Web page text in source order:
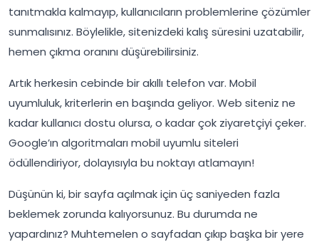
tanıtmakla kalmayıp, kullanıcıların problemlerine çözümler
sunmalısınız. Böylelikle, sitenizdeki kalış süresini uzatabilir,
hemen çıkma oranını düşürebilirsiniz.
Artık herkesin cebinde bir akıllı telefon var. Mobil
uyumluluk, kriterlerin en başında geliyor. Web siteniz ne
kadar kullanıcı dostu olursa, o kadar çok ziyaretçiyi çeker.
Google’ın algoritmaları mobil uyumlu siteleri
ödüllendiriyor, dolayısıyla bu noktayı atlamayın!
Düşünün ki, bir sayfa açılmak için üç saniyeden fazla
beklemek zorunda kalıyorsunuz. Bu durumda ne
yapardınız? Muhtemelen o sayfadan çıkıp başka bir yere